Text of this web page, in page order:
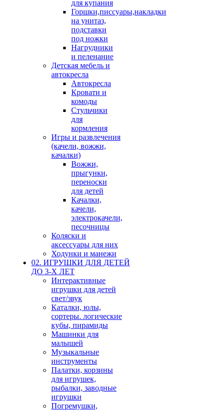
для купания
Горшки,писсуары,накладки
на унитаз,
подставки
под ножки
Нагрудники
и пеленание
Детская мебель и
автокресла
Автокресла
Кровати и
комоды
Стульчики
для
кормления
Игры и развлечения
(качели, вожжи,
качалки)
Вожжи,
прыгунки,
переноски
для детей
Качалки,
качели,
электрокачели,
песочницы
Коляски и
аксессуары для них
Ходунки и манежи
02. ИГРУШКИ ДЛЯ ДЕТЕЙ
ДО 3-Х ЛЕТ
Интерактивные
игрушки для детей
свет/звук
Каталки, юлы,
сортеры. логические
кубы, пирамиды
Машинки для
малышей
Музыкальные
инструменты
Палатки, корзины
для игрушек,
рыбалки, заводные
игрушки
Погремушки,